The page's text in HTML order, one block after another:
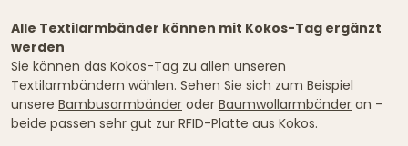
Alle Textilarmbänder können mit Kokos-Tag ergänzt
werden
Sie können das Kokos-Tag zu allen unseren
Textilarmbändern wählen. Sehen Sie sich zum Beispiel
unsere Bambusarmbänder oder Baumwollarmbänder an –
beide passen sehr gut zur RFID-Platte aus Kokos.